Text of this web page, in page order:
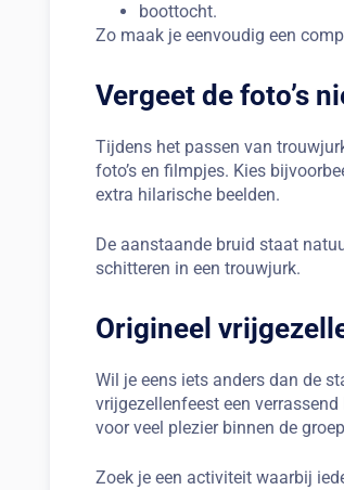
boottocht.
Zo maak je eenvoudig een
Vergeet de foto’s
Tijdens het passen van
foto’s en filmpjes. Kies
extra hilarische beelden.
De aanstaande bruid staat
schitteren in een trouwjurk.
Origineel
Wil je eens iets anders dan de
vrijgezellenfeest een
voor veel plezier binnen de
Zoek je een activiteit waarbij